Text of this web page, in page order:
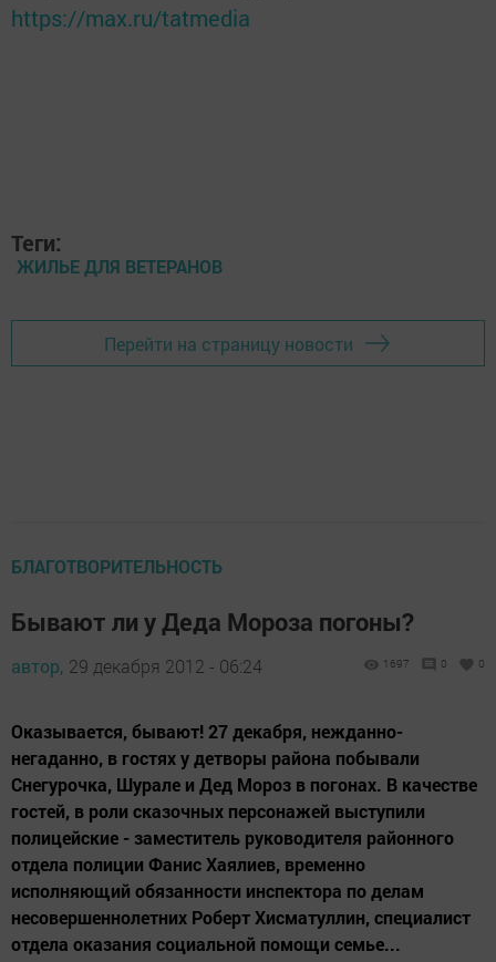
https://max.ru/tatmedia
Теги:
ЖИЛЬЕ ДЛЯ ВЕТЕРАНОВ
Перейти на страницу новости
БЛАГОТВОРИТЕЛЬНОСТЬ
Бывают ли у Деда Мороза погоны?
автор, 29 декабря 2012 - 06:24 1697 0 0
Оказывается, бывают! 27 декабря, нежданно-
негаданно, в гостях у детворы района побывали
Снегурочка, Шурале и Дед Мороз в погонах. В качестве
гостей, в роли сказочных персонажей выступили
полицейские - заместитель руководителя районного
отдела полиции Фанис Хаялиев, временно
исполняющий обязанности инспектора по делам
несовершеннолетних Роберт Хисматуллин, специалист
отдела оказания социальной помощи семье...